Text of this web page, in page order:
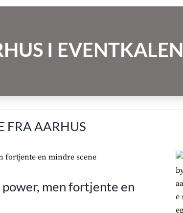
I
FRA AARHUS
men fortjente en